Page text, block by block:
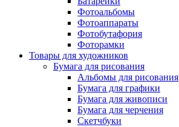
Фотоальбомы
Фотоаппараты
Фотобутафория
Фоторамки
Товары для художников
Бумага для рисования
Альбомы для рисования
Бумага для графики
Бумага для живописи
Бумага для черчения
Скетчбуки